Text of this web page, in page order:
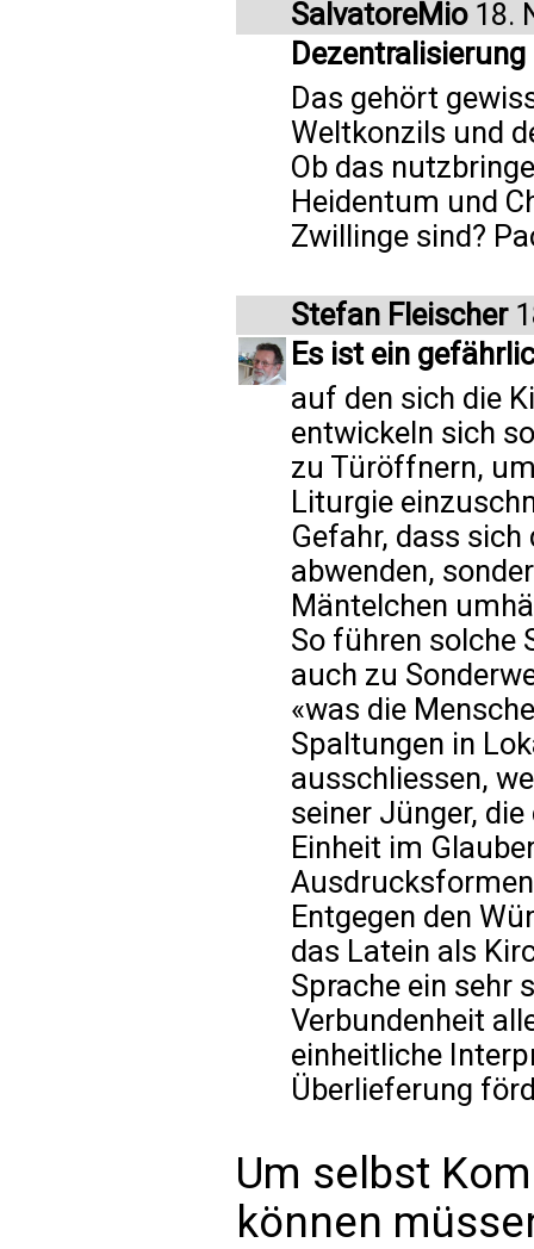
SalvatoreMio18.
Dezentralisierung
Das gehört
Weltkonzils und
Ob das
Heidentum und
Zwillinge sind?
Stefan Fleischer
Es ist ein
auf den sich die
entwickeln sich
zu Türöffnern,
Liturgie
Gefahr, dass
abwenden,
Mäntelchen
So führen solche
auch zu
«was die
Spaltungen in
ausschliessen,
seiner Jünger,
Einheit im
Entgegen den
das Latein als
Sprache ein sehr
Verbundenheit
einheitliche
Überlieferung
Um selbst
können